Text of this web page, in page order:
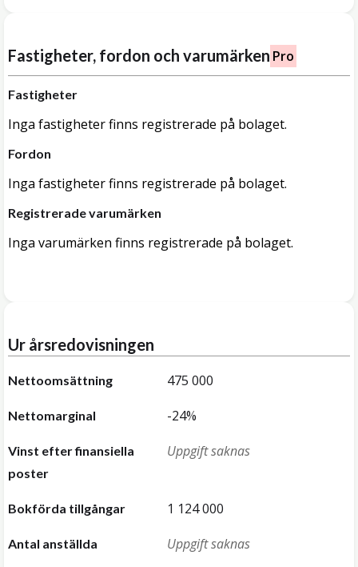
Fastigheter, fordon och varumärken Pro
Fastigheter
Inga fastigheter finns registrerade på bolaget.
Fordon
Inga fastigheter finns registrerade på bolaget.
Registrerade varumärken
Inga varumärken finns registrerade på bolaget.
Ur årsredovisningen
Nettoomsättning 475 000
Nettomarginal -24%
Vinst efter finansiella
poster
Uppgift saknas
Bokförda tillgångar 1 124 000
Antal anställda Uppgift saknas